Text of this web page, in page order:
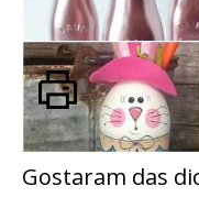
Gostaram das